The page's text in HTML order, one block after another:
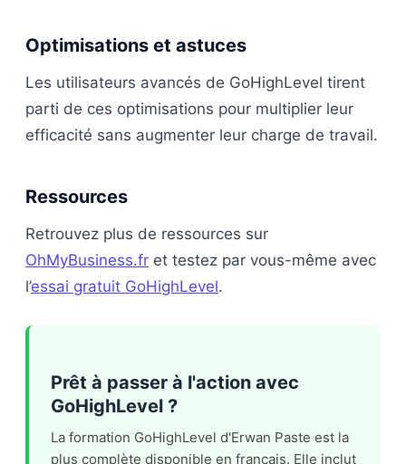
Optimisations et astuces
Les utilisateurs avancés de GoHighLevel tirent
parti de ces optimisations pour multiplier leur
efficacité sans augmenter leur charge de travail.
Ressources
Retrouvez plus de ressources sur
OhMyBusiness.fr et testez par vous-même avec
l’essai gratuit GoHighLevel.
Prêt à passer à l'action avec
GoHighLevel ?
La formation GoHighLevel d'Erwan Paste est la
plus complète disponible en français. Elle inclut